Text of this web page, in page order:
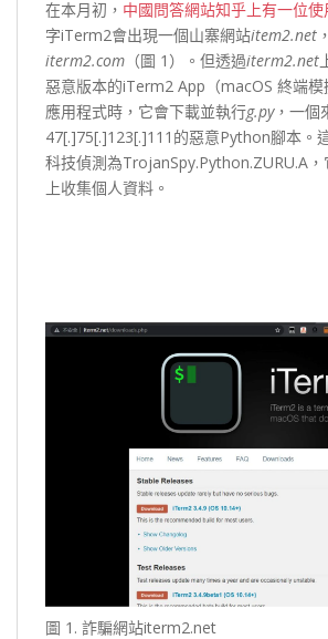
在本月初， 中國問答網站知乎上有一位使
字iTerm2會出現一個山寨網站item2.net
iterm2.com （圖 1）。但透過iterm2.net
惡意版本的iTerm2 App（macOS 終端
應用程式時，它會下載並執行g.py，一個
47[.]75[.]123[.]111的惡意Python腳本。
科技偵測為TrojanSpy.Python.ZURU.A
上收集個人資料。
圖 1. 詐騙網站iterm2.net